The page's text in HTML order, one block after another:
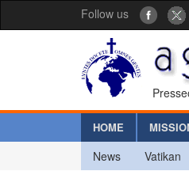
Follow us
HOME
News Vatikan